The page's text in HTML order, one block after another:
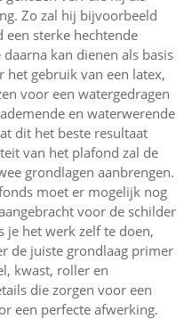
Zo zal hij bijvoorbeeld
sterke hechtende
kan dienen als basis
gebruik van een latex,
voor een watergedragen
en waterwerende
dit het beste resultaat
van het plafond zal de
grondlagen aanbrengen.
moet er mogelijk nog
voor de schilder
je het werk zelf te doen,
de juiste grondlaag primer
kwast, roller en
die zorgen voor een
een perfecte afwerking.